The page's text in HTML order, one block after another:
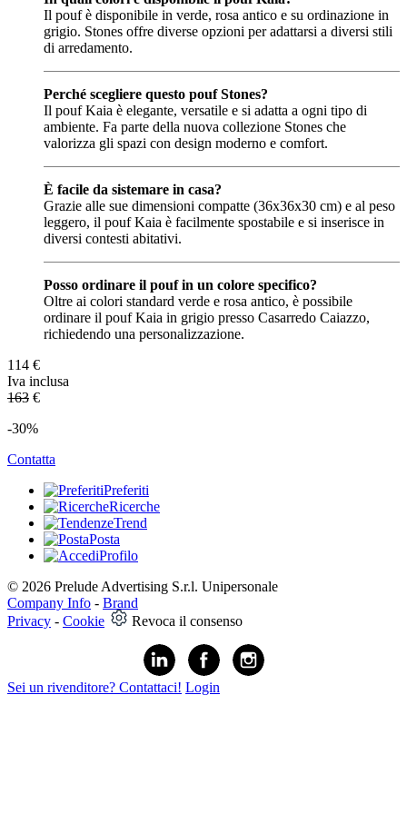
Il pouf è disponibile in verde, rosa antico e su ordinazione in
grigio. Stones offre diverse opzioni per adattarsi a diversi stili
di arredamento.
Perché scegliere questo pouf Stones?
Il pouf Kaia è elegante, versatile e si adatta a ogni tipo di
ambiente. Fa parte della nuova collezione Stones che
valorizza gli spazi con design moderno e comfort.
È facile da sistemare in casa?
Grazie alle sue dimensioni compatte (36x36x30 cm) e al peso
leggero, il pouf Kaia è facilmente spostabile e si inserisce in
diversi contesti abitativi.
Posso ordinare il pouf in un colore specifico?
Oltre ai colori standard verde e rosa antico, è possibile
ordinare il pouf Kaia in grigio presso Casarredo Caiazzo,
richiedendo una personalizzazione.
114 €
Iva inclusa
163 €
-30%
Contatta
Preferiti
Ricerche
Trend
Posta
Profilo
© 2026 Prelude Advertising S.r.l. Unipersonale
Company Info - Brand
Privacy - Cookie Revoca il consenso
Sei un rivenditore? Contattaci! Login